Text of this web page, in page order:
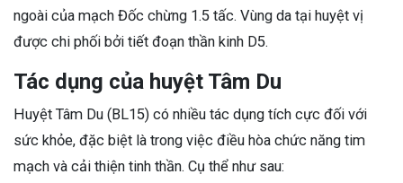
ngoài của mạch Đốc chừng 1.5 tấc. Vùng da tại huyệt vị
được chi phối bởi tiết đoạn thần kinh D5.
Tác dụng của huyệt Tâm Du
Huyệt Tâm Du (BL15) có nhiều tác dụng tích cực đối với
sức khỏe, đặc biệt là trong việc điều hòa chức năng tim
mạch và cải thiện tinh thần. Cụ thể như sau: